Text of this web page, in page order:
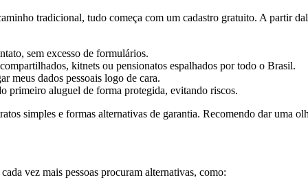
tradicional, tudo começa com um cadastro gratuito. A partir
sem excesso de formulários.
kitnets ou pensionatos espalhados por todo o Brasil.
meus dados pessoais logo de cara.
primeiro aluguel de forma protegida, evitando riscos.
simples e formas alternativas de garantia. Recomendo dar uma
vez mais pessoas procuram alternativas, como: